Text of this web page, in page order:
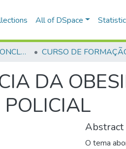
All of DSpace
TRABALHOS DE CONCLUSÃO DE CURSO - CFP (CURSO DE FORMAÇÃO DE PRAÇAS)
DA
Abstract
O tema